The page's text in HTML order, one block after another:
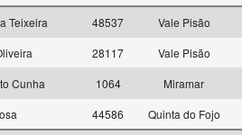
Teixeira 48537 Vale Pisão
28117 Vale Pisão
Cunha 1064 Miramar
44586 Quinta do Fojo